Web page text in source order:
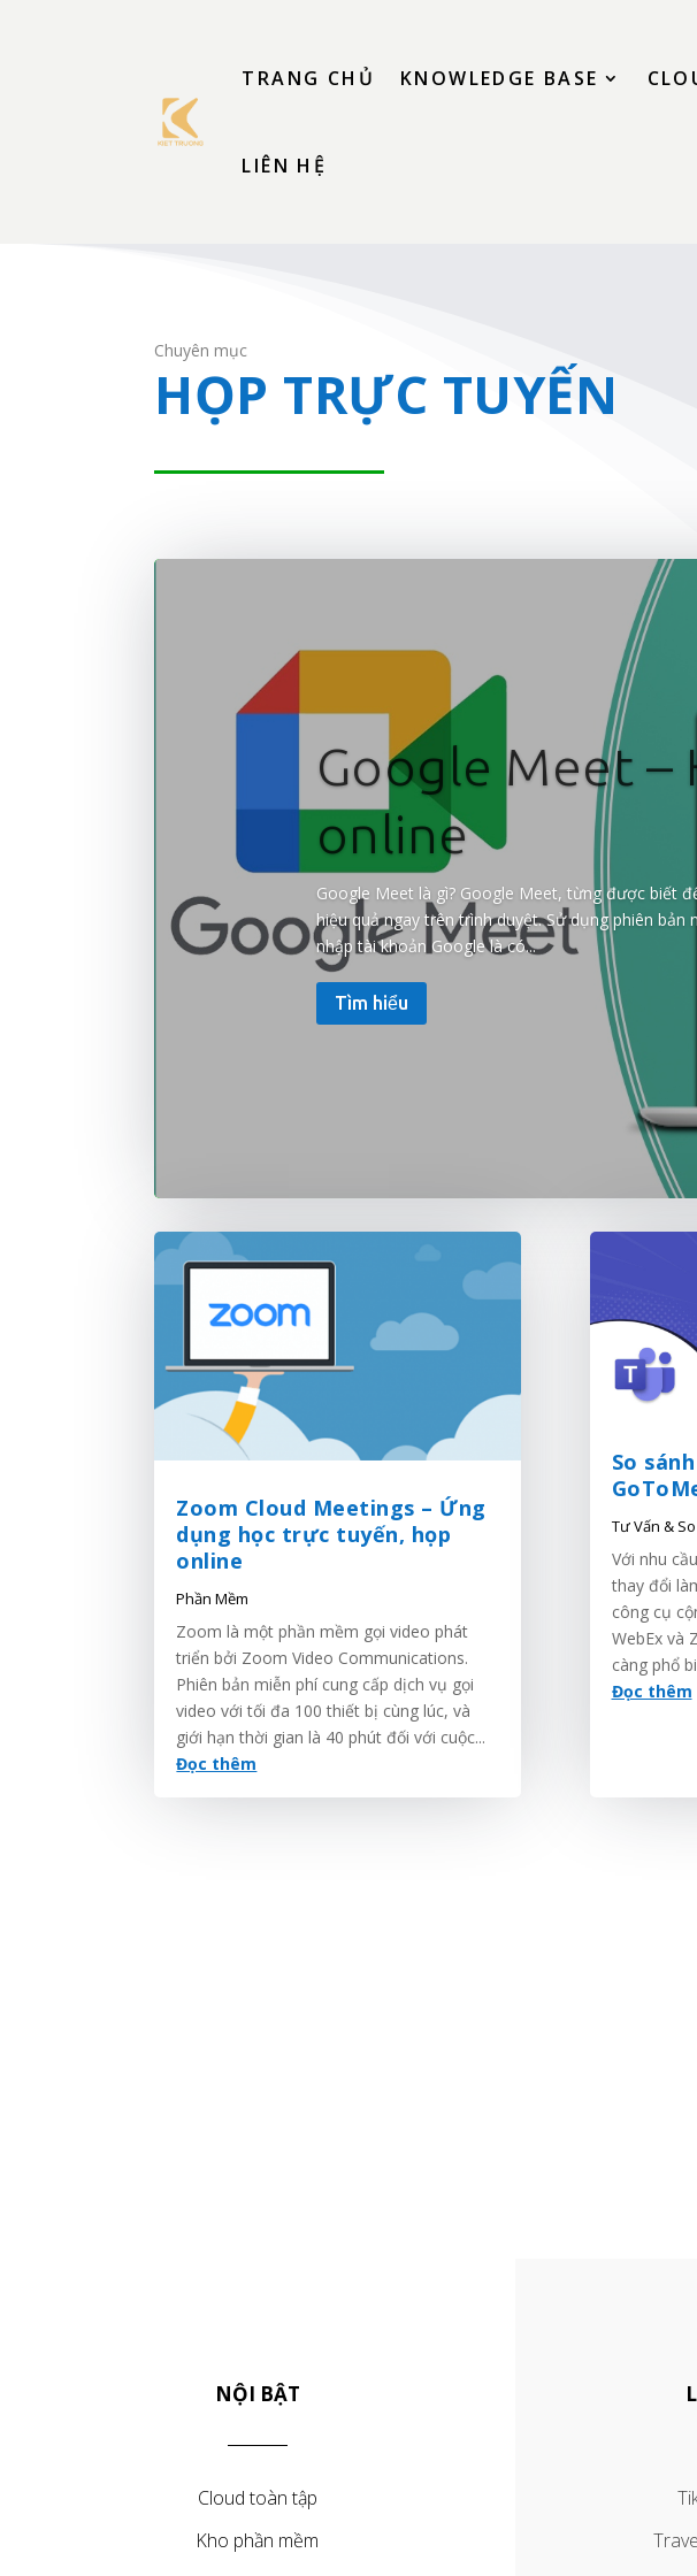
TRANG CHỦ KNOWLEDGE BASE
LIÊN HỆ
Chuyên mục
HỌP TRỰC TUYẾN
Google Meet –
online
Google Meet là gì? Google Meet, từng được biết
hiệu quả ngay trên trình duyệt. Sử dụng phiên
nhập tài khoản Google là có...
Tìm hiểu
Zoom Cloud Meetings – Ứng
dụng học trực tuyến, họp
online
Phần Mềm
Zoom là một phần mềm gọi video phát
triển bởi Zoom Video Communications.
Phiên bản miễn phí cung cấp dịch vụ gọi
video với tối đa 100 thiết bị cùng lúc, và
giới hạn thời gian là 40 phút đối với cuộc...
Đọc thêm
So
Tư Vấn &
Với nhu
thay đổi
công cụ
WebEx và
càng phổ
Đọc thêm
NỘI BẬT
Cloud toàn tập
Kho phần mềm